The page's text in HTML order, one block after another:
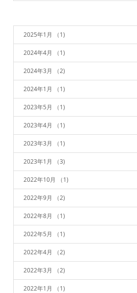
2025年1月 （1)
2024年4月 （1)
2024年3月 （2)
2024年1月 （1)
2023年5月 （1)
2023年4月 （1)
2023年3月 （1)
2023年1月 （3)
2022年10月 （1)
2022年9月 （2)
2022年8月 （1)
2022年5月 （1)
2022年4月 （2)
2022年3月 （2)
2022年1月 （1)